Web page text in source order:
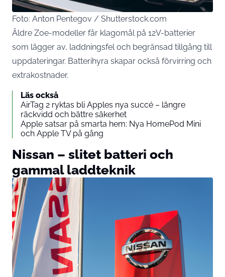
Foto: Anton Pentegov / Shutterstock.com
Äldre Zoe-modeller får klagomål på 12V-batterier
som lägger av, laddningsfel och begränsad tillgång till
uppdateringar. Batterihyra skapar också förvirring och
extrakostnader.
Läs också
AirTag 2 ryktas bli Apples nya succé – längre
räckvidd och bättre säkerhet
Apple satsar på smarta hem: Nya HomePod Mini
och Apple TV på gång
Nissan – slitet batteri och
gammal laddteknik